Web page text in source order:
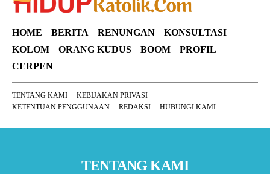
HOME BERITA RENUNGAN
KONSULTASI
KOLOM
ORANG KUDUS BOOM
PROFIL
CERPEN
TENTANG KAMI
KEBIJAKAN PRIVASI
KETENTUAN PENGGUNAAN
REDAKSI HUBUNGI KAMI
TENTANG KAMI